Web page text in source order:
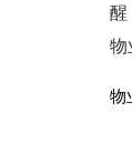
醒
物
物